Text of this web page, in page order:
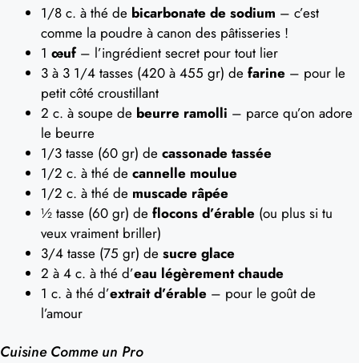
1/8 c. à thé de bicarbonate de sodium – c’est
comme la poudre à canon des pâtisseries !
1 œuf– l’ingrédient secret pour tout lier
3 à 3 1/4 tasses (420 à 455 gr) de farine – pour le
petit côté croustillant
2 c. à soupe de beurre ramolli – parce qu’on adore
le beurre
1/3 tasse (60 gr) de cassonade tassée
1/2 c. à thé de cannelle moulue
1/2 c. à thé de muscade râpée
½ tasse (60 gr) de flocons d’érable (ou plus si tu
veux vraiment briller)
3/4 tasse (75 gr) de sucre glace
2 à 4 c. à thé d’eau légèrement chaude
1 c. à thé d’extrait d’érable – pour le goût de
l’amour
Cuisine Comme un Pro